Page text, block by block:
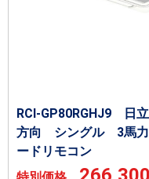
RCI-GP80RGHJ9 日
方向 シングル 3馬
ードリモコン